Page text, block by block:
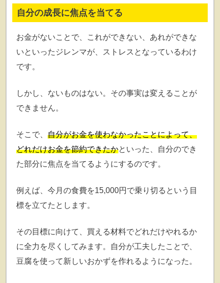
自分の成長に焦点を当てる
お金がないことで、これができない、あれができな
いといったジレンマが、ストレスとなっているわけ
です。
しかし、ないものはない。その事実は変えることが
できません。
そこで、 自分がお金を使わなかったことによって、
どれだけお金を節約できたかといった、自分のでき
た部分に焦点を当てるようにするのです。
例えば、今月の食費を15,000円で乗り切るという目
標を立てたとします。
その目標に向けて、買える材料でどれだけやれるか
に全力を尽くしてみます。自分が工夫したことで、
豆腐を使って新しいおかずを作れるようになった。